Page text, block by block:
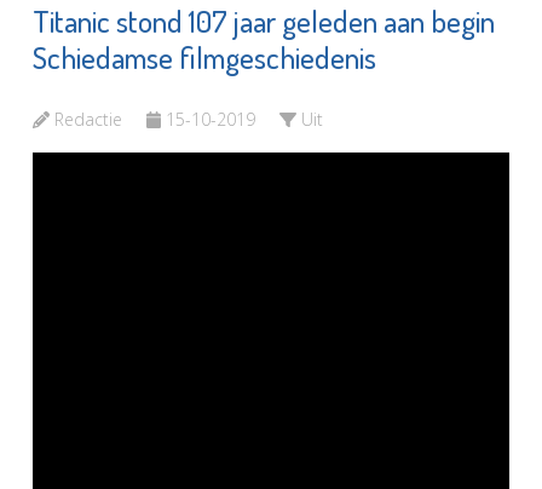
Titanic stond 107 jaar geleden aan begin
Schiedamse filmgeschiedenis
Redactie 15-10-2019 Uit